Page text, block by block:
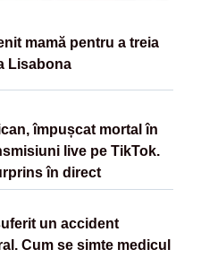
mamă pentru a treia
Lisabona
împușcat mortal în
live pe TikTok.
în direct
un accident
Cum se simte medicul